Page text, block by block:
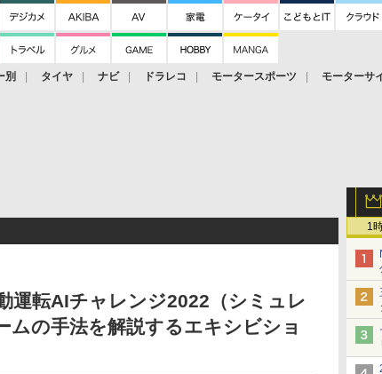
別 タイヤ ナビ ドラレコ モータースポーツ
モーターサ
1
運転AIチャレンジ2022（シミュレ
ムの手法を解説するエキシビショ